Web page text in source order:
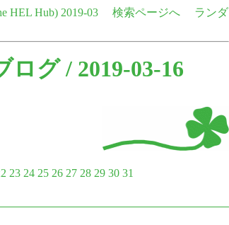
HEL Hub) 2019-03 検索ページへ
ランダ
ログ/ 2019-03-16
23 24 25 26 27 28 29 30 31